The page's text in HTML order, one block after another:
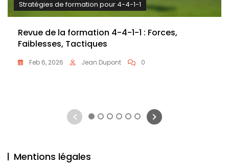
Stratégies de formation pour 4-4-1-1
Revue de la formation 4-4-1-1 : Forces,
Faiblesses, Tactiques
Feb 6, 2026 Jean Dupont 0
1 2 3 4 5 6
Mentions légales